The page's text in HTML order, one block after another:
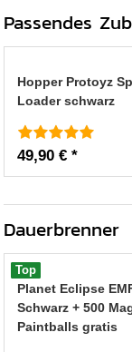
Passendes
Hopper Protoyz
Loader schwarz
49,90 € *
Dauerbrenner
Top
Planet Eclipse
Schwarz + 500
Paintballs gratis